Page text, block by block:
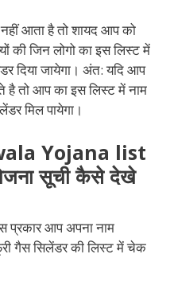
आता है तो शायद आप को
की जिन लोगो का इस लिस्ट में
दिया जायेगा। अंत: यदि आप
है तो आप का इस लिस्ट में नाम
मिल पायेगा।
Yojana list
सूची कैसे देखे
प्रकार आप अपना नाम
गैस सिलेंडर की लिस्ट में चेक